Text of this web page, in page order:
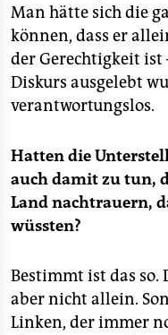
Man hätte sich die
können, dass er
der Gerechtigkeit
Diskurs ausgelebt
verantwortungslos.
Hatten die
auch damit zu tun,
Land nachtrauern,
wüssten?
Bestimmt ist das so.
aber nicht allein.
Linken, der immer